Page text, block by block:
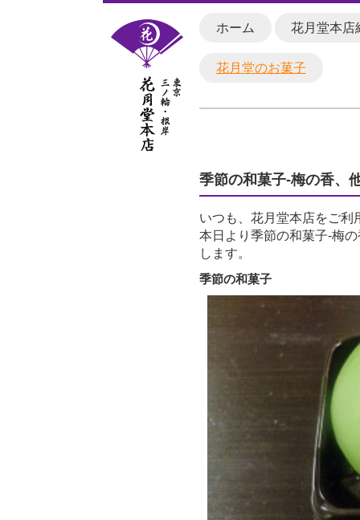
ホーム 花月堂本店
花月堂のお菓子
季節の和菓子-梅の香、
いつも、花月堂本店をご利
本日より季節の和菓子-梅
します。
季節の和菓子